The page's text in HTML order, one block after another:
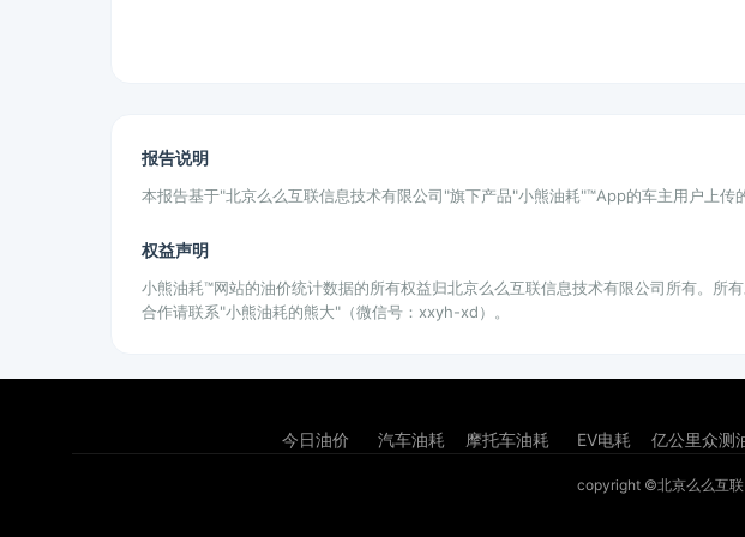
报告说明
本报告基于"北京么么互联信息技术有限公司"旗下产品"小熊油耗"™App的车主用户上
权益声明
小熊油耗™网站的油价统计数据的所有权益归北京么么互联信息技术有限公司所有。
合作请联系"小熊油耗的熊大"（微信号：xxyh-xd）。
今日油价 汽车油耗 摩托车油耗 EV电耗 亿公里众测
copyright ©北京么么互